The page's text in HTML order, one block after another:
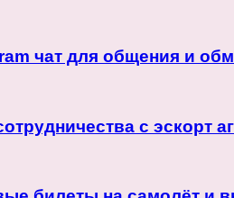
чат для общения и
с эскорт